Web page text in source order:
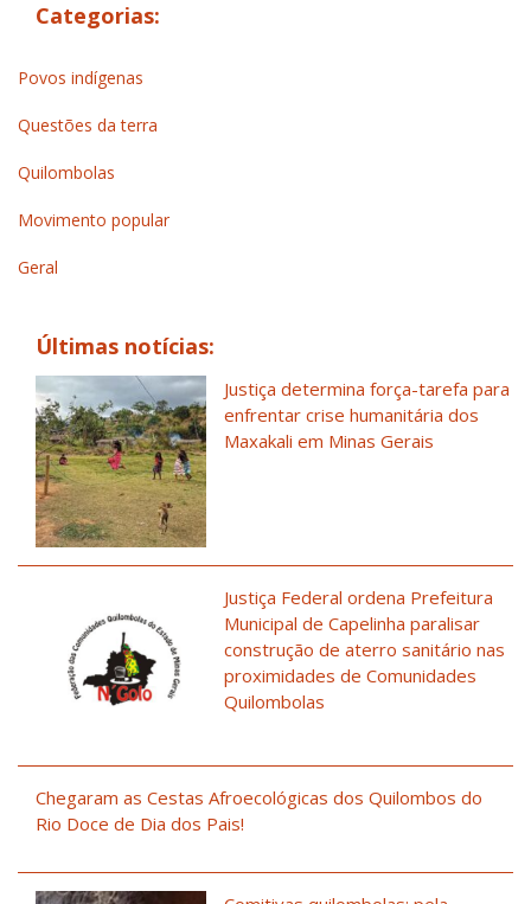
Categorias:
Povos indígenas
Questões da terra
Quilombolas
Movimento popular
Geral
Últimas notícias:
Justiça determina força-tarefa para
enfrentar crise humanitária dos
Maxakali em Minas Gerais
Justiça Federal ordena Prefeitura
Municipal de Capelinha paralisar
construção de aterro sanitário nas
proximidades de Comunidades
Quilombolas
Chegaram as Cestas Afroecológicas dos Quilombos do
Rio Doce de Dia dos Pais!